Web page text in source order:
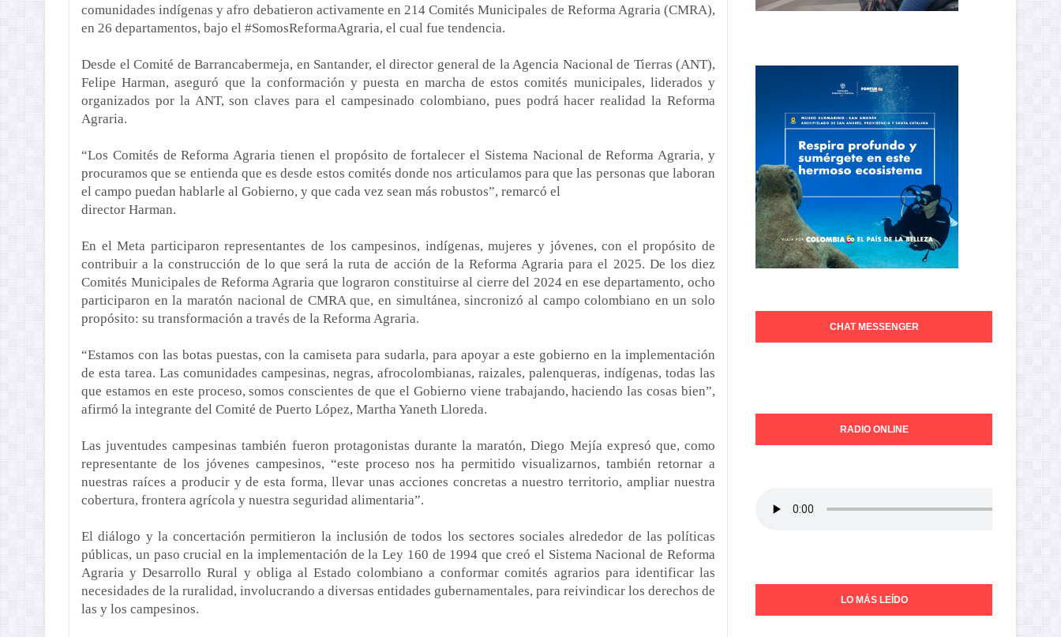
comunidades indígenas y afro debatieron activamente en 214 Comités Municipales de Reforma Agraria (CMRA),
en 26 departamentos, bajo el #SomosReformaAgraria, el cual fue tendencia.
Desde el Comité de Barrancabermeja, en Santander, el director general de la Agencia Nacional de Tierras (ANT),
Felipe Harman, aseguró que la conformación y puesta en marcha de estos comités municipales, liderados y
organizados por la ANT, son claves para el campesinado colombiano, pues podrá hacer realidad la Reforma
Agraria.
“Los Comités de Reforma Agraria tienen el propósito de fortalecer el Sistema Nacional de Reforma Agraria, y
procuramos que se entienda que es desde estos comités donde nos articulamos para que las personas que laboran
el campo puedan hablarle al Gobierno, y que cada vez sean más robustos”, remarcó el
director Harman.
En el Meta participaron representantes de los campesinos, indígenas, mujeres y jóvenes, con el propósito de
contribuir a la construcción de lo que será la ruta de acción de la Reforma Agraria para el 2025. De los diez
Comités Municipalesde Reforma Agraria que lograron constituirse al cierre del 2024 en ese departamento, ocho
participaron en la maratón nacional de CMRA que, en simultánea, sincronizó al campo colombiano en un solo
propósito: su transformación a través de la Reforma Agraria.
“Estamos con las botas puestas, con la camiseta para sudarla, para apoyar a este gobierno en la implementación
de esta tarea. Las comunidades campesinas, negras, afrocolombianas, raizales, palenqueras, indígenas, todas las
que estamos en este proceso, somos conscientes de que el Gobierno viene trabajando, haciendo las cosas bien”,
afirmó la integrante del Comité de Puerto López, Martha Yaneth Lloreda.
Las juventudes campesinas también fueron protagonistas durante la maratón, Diego Mejía expresó que, como
representante de los jóvenes campesinos, “este proceso nos ha permitido visualizarnos, también retornar a
nuestras raíces a producir y de esta forma, llevar unas acciones concretas a nuestro territorio, ampliar nuestra
cobertura, frontera agrícola y nuestra seguridad alimentaria”.
El diálogo y la concertación permitieron la inclusión de todos los sectores socialesalrededor de las políticas
públicas, un paso crucial en la implementación de la Ley 160 de 1994 que creó el Sistema Nacional de Reforma
Agraria y Desarrollo Rural y obliga al Estado colombiano a conformar comités agrarios para identificar las
necesidades de la ruralidad, involucrando a diversas entidades gubernamentales, para reivindicar los derechos de
las y los campesinos.
CHAT MESSENGER
RADIO ONLINE
LO MÁS LEÍDO